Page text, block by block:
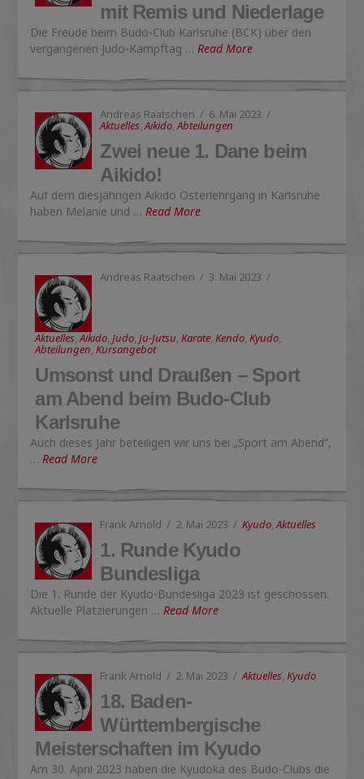
mit Remis und Niederlage
Die Freude beim Budo-Club Karlsruhe (BCK) über den
vergangenen Judo-Kampftag …Read More
Andreas Raatschen 6. Mai 2023
Aktuelles,Aikido,Abteilungen
Zwei neue 1. Dane beim
Aikido!
Auf dem diesjährigen Aikido Osterlehrgang in Karlsruhe
haben Melanie und …Read More
Andreas Raatschen 3. Mai 2023
Aktuelles,Aikido,Judo,Ju-Jutsu,Karate,Kendo,Kyudo,
Abteilungen,Kursangebot
Umsonst und Draußen – Sport
am Abend beim Budo-Club
Karlsruhe
Auch dieses Jahr beteiligen wir uns bei „Sport am Abend“,
…Read More
Frank Arnold 2. Mai 2023 Kyudo,Aktuelles
1. Runde Kyudo
Bundesliga
Die 1. Runde der Kyudo-Bundesliga 2023 ist geschossen.
Aktuelle Platzierungen …Read More
Frank Arnold 2. Mai 2023 Aktuelles, Kyudo
18. Baden-
Württembergische
Meisterschaften im Kyudo
Am 30. April 2023 haben die Kyudoka des Budo-Clubs die